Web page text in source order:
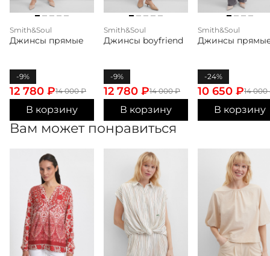
Smith&Soul
Джинсы прямые
-9%
14 000₽
12 780 ₽
В корзину
Smith&Soul
Джинсы boyfriend
-9%
14 000₽
12 780 ₽
В корзину
Smith&Soul
Джинсы
-24%
14 000
10 650 ₽
В корзину
Вам может понравиться